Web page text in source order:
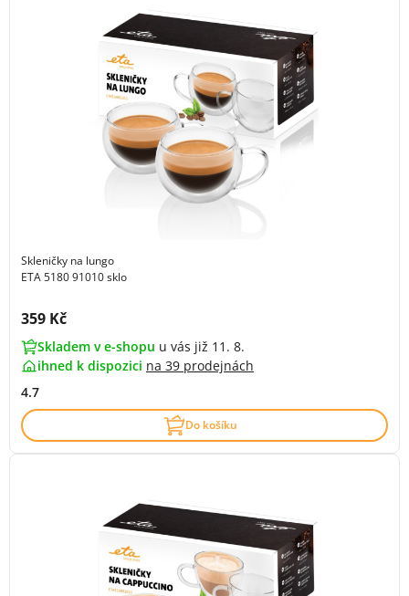
Skleničky na lungo
ETA 5180 91010 sklo
Cena s DPH:
359 Kč
Skladem v e-shopu u vás již 11. 8.
ihned k dispozici na 39 prodejnách
4.7
Do košíku